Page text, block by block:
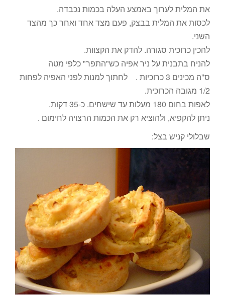
את המלית לערוך באמצע העלה בכמות נכבדה.
לכסות את המלית בבצק, פעם מצד אחד ואחר כך מהצד
השני.
להכין כרוכית סגורה. להדק את הקצוות.
להניח בתבנית על ניר אפיה כש"התפר" כלפי מטה
ס"ה מכינים 3 כרוכיות . לחתוך למנות לפני האפיה לפחות
1/2 מגובה הכרוכית.
לאפות בחום 180 מעלות עד שישחים. כ-35 דקות.
ניתן להקפיא, ולהוציא רק את הכמות הרצויה לחימום .
שבלולי קניש בצל: